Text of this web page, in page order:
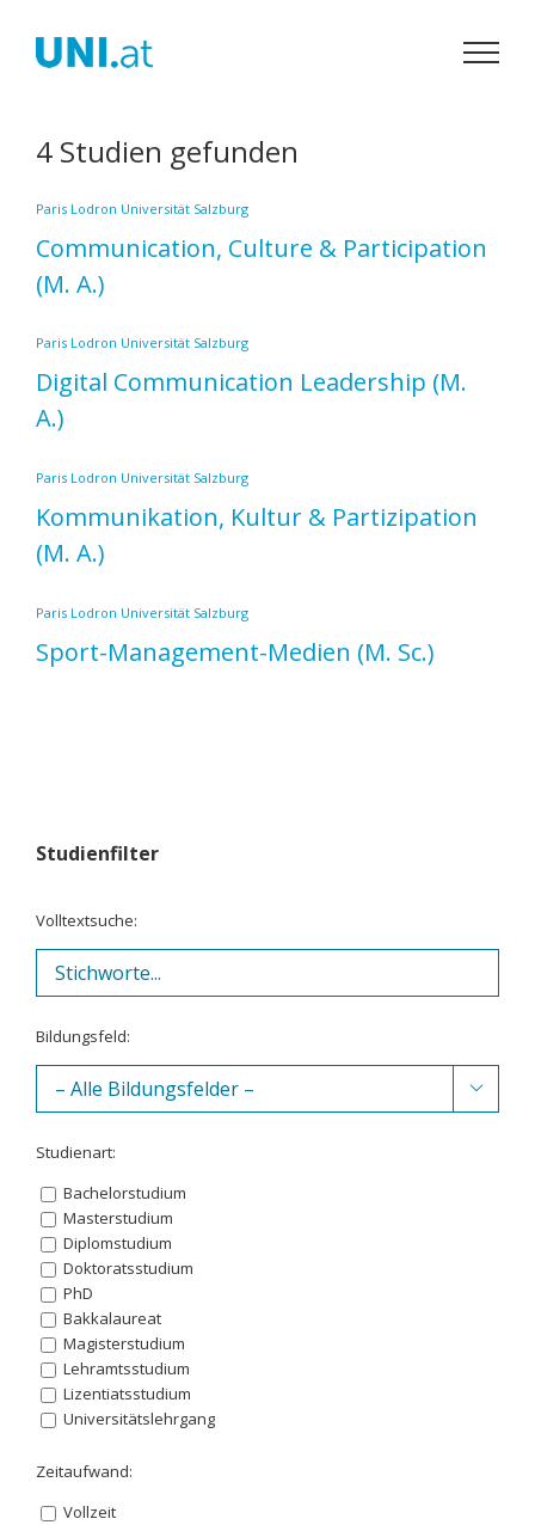
Inhalt
springen
4 Studien gefunden
Paris Lodron Universität Salzburg
Communication, Culture & Participation
(M. A.)
Paris Lodron Universität Salzburg
Digital Communication Leadership (M.
A.)
Paris Lodron Universität Salzburg
Kommunikation, Kultur & Partizipation
(M. A.)
Paris Lodron Universität Salzburg
Sport-Management-Medien (M. Sc.)
Studienfilter
Volltextsuche:
Bildungsfeld:

Studienart:
Bachelorstudium
Masterstudium
Diplomstudium
Doktoratsstudium
PhD
Bakkalaureat
Magisterstudium
Lehramtsstudium
Lizentiatsstudium
Universitätslehrgang
Zeitaufwand:
Vollzeit